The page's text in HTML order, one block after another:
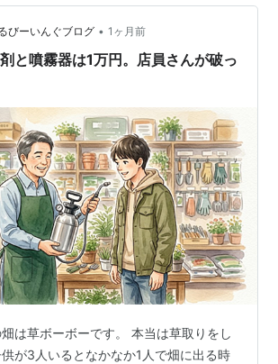
びーいんぐブログ • 1ヶ月前
と噴霧器は1万円。店員さんが破っ
は草ボーボーです。 本当は草取りをし
が3人いるとなかなか1人で畑に出る時